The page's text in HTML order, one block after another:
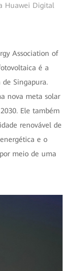
Huawei Digital
Association of
é a
Singapura.
nova meta solar
Ele também
renovável de
e o
meio de uma